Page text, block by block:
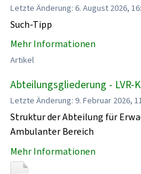
Letzte Änderung: 6. August 2026,
Such-Tipp
Mehr Informationen
Artikel
Abteilungsgliederung - LVR-
Letzte Änderung: 9. Februar 2026,
Struktur der Abteilung für
Ambulanter Bereich
Mehr Informationen